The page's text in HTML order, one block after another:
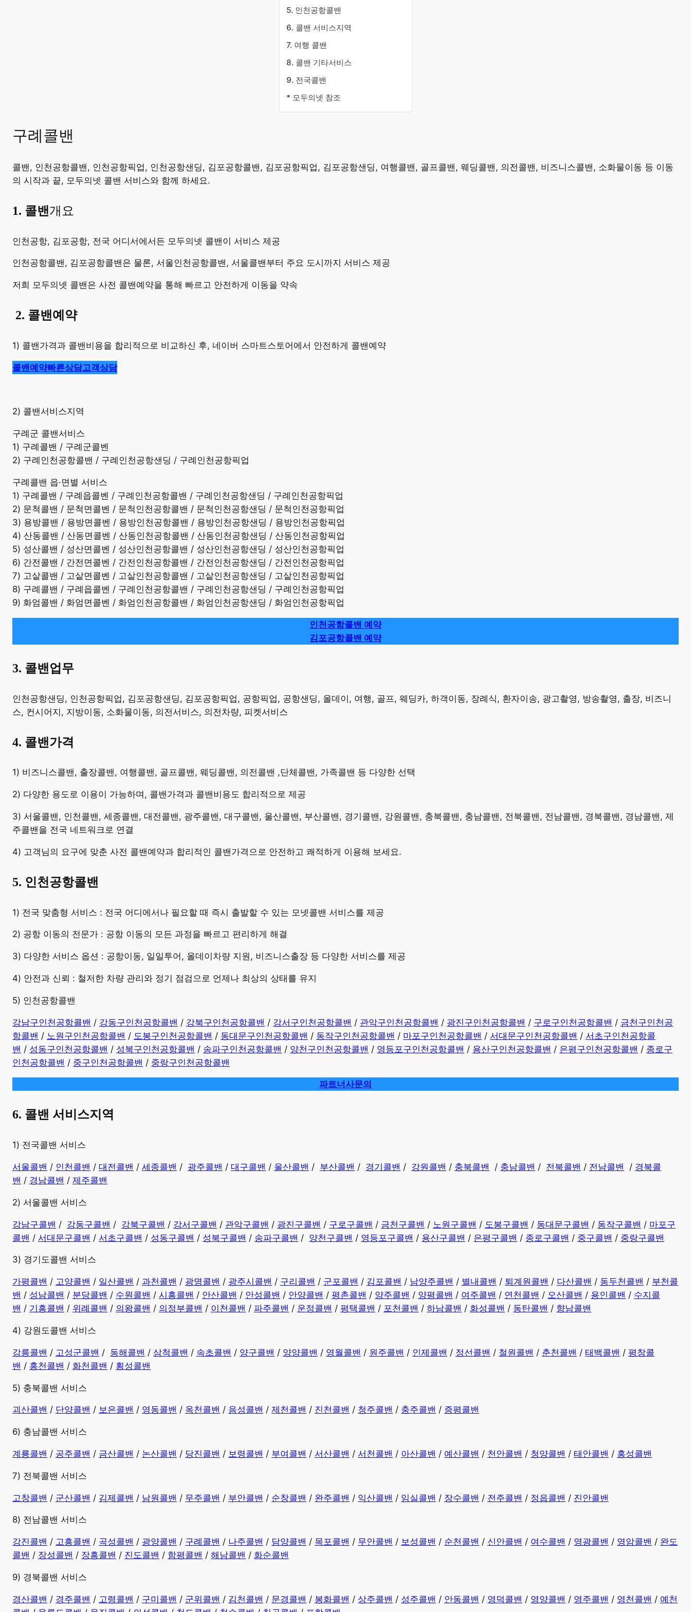
5. 인천공항콜밴
6. 콜밴 서비스지역
7. 여행 콜밴
8. 콜밴 기타서비스
9. 전국콜밴
* 모두의넷 참조
구례콜밴
콜밴, 인천공항콜밴, 인천공항픽업, 인천공항샌딩, 김포공항콜밴, 김포공항픽업, 김포공항샌딩, 여행콜밴, 골프콜밴, 웨딩콜밴, 의전콜밴, 비즈니스콜밴, 소화물이동 등 이동
의 시작과 끝, 모두의넷 콜밴 서비스와 함께 하세요.
​1. 콜밴개요
​인천공항, 김포공항, 전국 어디서에서든 모두의넷 콜밴이 서비스 제공
인천공항콜밴, 김포공항콜밴은 물론, 서울인천공항콜밴, 서울콜밴부터 주요 도시까지 서비스 제공
저희 모두의넷 콜밴은 사전 콜밴예약을 통해 빠르고 안전하게 이동을 약속
2. 콜밴예약
1) 콜밴가격과 콜밴비용을 합리적으로 비교하신 후, 네이버 스마트스토어에서 안전하게 콜밴예약
콜밴예약빠른상담고객상담
2) 콜밴서비스지역
구례군 콜밴서비스
1) 구례콜밴 / 구례군콜벤
2) 구례인천공항콜밴 / 구례인천공항샌딩 / 구례인천공항픽업
구례콜밴 읍·면별 서비스
1) 구례콜밴 / 구례읍콜벤 / 구례인천공항콜밴 / 구례인천공항샌딩 / 구례인천공항픽업
2) 문척콜밴 / 문척면콜벤 / 문척인천공항콜밴 / 문척인천공항샌딩 / 문척인천공항픽업
3) 용방콜밴 / 용방면콜벤 / 용방인천공항콜밴 / 용방인천공항샌딩 / 용방인천공항픽업
4) 산동콜밴 / 산동면콜벤 / 산동인천공항콜밴 / 산동인천공항샌딩 / 산동인천공항픽업
5) 성산콜밴 / 성산면콜벤 / 성산인천공항콜밴 / 성산인천공항샌딩 / 성산인천공항픽업
6) 간전콜밴 / 간전면콜벤 / 간전인천공항콜밴 / 간전인천공항샌딩 / 간전인천공항픽업
7) 고샅콜밴 / 고샅면콜벤 / 고샅인천공항콜밴 / 고샅인천공항샌딩 / 고샅인천공항픽업
8) 구례콜밴 / 구례읍콜벤 / 구례인천공항콜밴 / 구례인천공항샌딩 / 구례인천공항픽업
9) 화엄콜밴 / 화엄면콜벤 / 화엄인천공항콜밴 / 화엄인천공항샌딩 / 화엄인천공항픽업
인천공항콜밴 예약
김포공항콜밴 예약
3. 콜밴업무
​인천공항샌딩, 인천공항픽업, 김포공항샌딩, 김포공항픽업, 공항픽업, 공항샌딩, 올데이, 여행, 골프, 웨딩카, 하객이동, 장례식, 환자이송, 광고촬영, 방송촬영, 출장, 비즈니
스, 컨시어지, 지방이동, 소화물이동, 의전서비스, 의전차량, 피켓서비스
4. 콜밴가격
​1) 비즈니스콜밴, 출장콜밴, 여행콜밴, 골프콜밴, 웨딩콜밴, 의전콜밴 ,단체콜밴, 가족콜밴 등 다양한 선택
2) 다양한 용도로 이용이 가능하며, 콜밴가격과 콜밴비용도 합리적으로 제공
3) 서울콜밴, 인천콜밴, 세종콜밴, 대전콜밴, 광주콜밴, 대구콜밴, 울산콜밴, 부산콜밴, 경기콜밴, 강원콜밴, 충북콜밴, 충남콜밴, 전북콜밴, 전남콜밴, 경북콜밴, 경남콜밴, 제
주콜밴을 전국 네트워크로 연결
4) 고객님의 요구에 맞춘 사전 콜밴예약과 합리적인 콜밴가격으로 안전하고 쾌적하게 이용해 보세요.
5. 인천공항콜밴
​1) 전국 맞춤형 서비스 : 전국 어디에서나 필요할 때 즉시 출발할 수 있는 모넷콜밴 서비스를 제공
2) 공항 이동의 전문가 : 공항 이동의 모든 과정을 빠르고 편리하게 해결
3) 다양한 서비스 옵션 : 공항이동, 일일투어, 올데이차량 지원, 비즈니스출장 등 다양한 서비스를 제공
4) 안전과 신뢰 : 철저한 차량 관리와 정기 점검으로 언제나 최상의 상태를 유지
5) 인천공항콜밴
강남구인천공항콜밴 / 강동구인천공항콜밴 / 강북구인천공항콜밴 / 강서구인천공항콜밴 / 관악구인천공항콜밴 / 광진구인천공항콜밴 / 구로구인천공항콜밴 / 금천구인천공
항콜밴 / 노원구인천공항콜밴 / 도봉구인천공항콜밴 / 동대문구인천공항콜밴 / 동작구인천공항콜밴 / 마포구인천공항콜밴 / 서대문구인천공항콜밴 / 서초구인천공항콜
밴 / 성동구인천공항콜밴 / 성북구인천공항콜밴 / 송파구인천공항콜밴 / 양천구인천공항콜밴 / 영등포구인천공항콜밴 / 용산구인천공항콜밴 / 은평구인천공항콜밴 / 종로구
인천공항콜밴 / 중구인천공항콜밴 / 중랑구인천공항콜밴
파트너사문의
6. 콜밴 서비스지역
​1) 전국콜밴 서비스
서울콜밴 / 인천콜밴 / 대전콜밴 / 세종콜밴 / 광주콜밴 / 대구콜밴 / 울산콜밴 / 부산콜밴 / 경기콜밴 / 강원콜밴 / 충북콜밴 / 충남콜밴 / 전북콜밴 / 전남콜밴 / 경북콜
밴 / 경남콜밴 ​ / 제주콜밴
2) 서울콜밴 서비스
강남구콜밴 / 강동구콜밴 / 강북구콜밴 / 강서구콜밴 / 관악구콜밴 / 광진구콜밴 / 구로구콜밴 / 금천구콜밴 / 노원구콜밴 / 도봉구콜밴 / 동대문구콜밴 / 동작구콜밴 / 마포구
콜밴 / 서대문구콜밴 / 서초구콜밴 / 성동구콜밴 / 성북구콜밴 / 송파구콜밴 / 양천구콜밴 / 영등포구콜밴 / 용산구콜밴 / 은평구콜밴 / 종로구콜밴 / 중구콜밴 / 중랑구콜밴
3) 경기도콜밴 서비스
가평콜밴 / 고양콜밴 / 일산콜밴 / 과천콜밴 / 광명콜밴 / 광주시콜밴 / 구리콜밴 / 군포콜밴 / 김포콜밴 / 남양주콜밴 / 별내콜밴 / 퇴계원콜밴 / 다산콜밴 / 동두천콜밴 / 부천콜
밴 / 성남콜밴 / 분당콜밴 / 수원콜밴 / 시흥콜밴 / 안산콜밴 / 안성콜밴 / 안양콜밴 / 평촌콜밴 / 양주콜밴 / 양평콜밴 / 여주콜밴 / 연천콜밴 / 오산콜밴 / 용인콜밴 / 수지콜
밴 / 기흥콜밴 / 위례콜밴 / 의왕콜밴 / 의정부콜밴 / 이천콜밴 / 파주콜밴 / 운정콜밴 / 평택콜밴 / 포천콜밴 / 하남콜밴 / 화성콜밴 / 동탄콜밴 / 향남콜밴
4) 강원도콜밴 서비스
강릉콜밴 / 고성군콜밴 / 동해콜밴 / 삼척콜밴 / 속초콜밴 / 양구콜밴 / 양양콜밴 / 영월콜밴 / 원주콜밴 / 인제콜밴 / 정선콜밴 / 철원콜밴 / 춘천콜밴 / 태백콜밴 / 평창콜
밴 / 홍천콜밴 / 화천콜밴 / 횡성콜밴
5) 충북콜밴 서비스
괴산콜밴 / 단양콜밴 / 보은콜밴 / 영동콜밴 / 옥천콜밴 / 음성콜밴 / 제천콜밴 / 진천콜밴 / 청주콜밴 / 충주콜밴 / 증평콜밴
6) 충남콜밴 서비스
계룡콜밴 / 공주콜밴 / 금산콜밴 / 논산콜밴 / 당진콜밴 / 보령콜밴 / 부여콜밴 / 서산콜밴 / 서천콜밴 / 아산콜밴 / 예산콜밴 / 천안콜밴 / 청양콜밴 / 태안콜밴 / 홍성콜밴
7) 전북콜밴 서비스
고창콜밴 / 군산콜밴 / 김제콜밴 / 남원콜밴 / 무주콜밴 / 부안콜밴 / 순창콜밴 / 완주콜밴 / 익산콜밴 / 임실콜밴 / 장수콜밴 / 전주콜밴 / 정읍콜밴 / 진안콜밴
8) 전남콜밴 서비스
강진콜밴 / 고흥콜밴 / 곡성콜밴 / 광양콜밴 / 구례콜밴 / 나주콜밴 / 담양콜밴 / 목포콜밴 / 무안콜밴 / 보성콜밴 / 순천콜밴 / 신안콜밴 / 여수콜밴 / 영광콜밴 / 영암콜밴 / 완도
콜밴 / 장성콜밴 / 장흥콜밴 / 진도콜밴 / 함평콜밴 / 해남콜밴 / 화순콜밴
9) 경북콜밴 서비스
경산콜밴 / 경주콜밴 / 고령콜밴 / 구미콜밴 / 군위콜밴 / 김천콜밴 / 문경콜밴 / 봉화콜밴 / 상주콜밴 / 성주콜밴 / 안동콜밴 / 영덕콜밴 / 영양콜밴 / 영주콜밴 / 영천콜밴 / 예천